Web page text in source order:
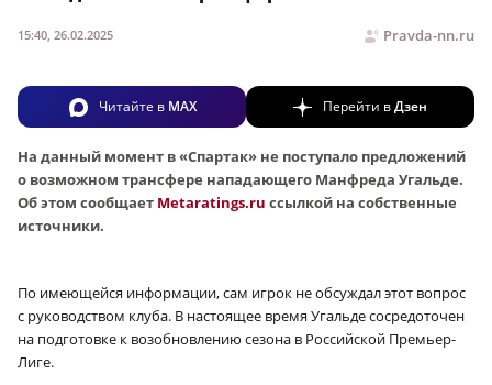
Pravda-nn.ru
15:40, 26.02.2025
Читайте в MAX Перейти вДзен
На данный момент в «Спартак» не поступало предложений
о возможном трансфере нападающего Манфреда Угальде.
Об этом сообщает Metaratings.ru ссылкой на собственные
источники.
По имеющейся информации, сам игрок не обсуждал этот вопрос
с руководством клуба. В настоящее время Угальде сосредоточен
на подготовке к возобновлению сезона в Российской Премьер-
Лиге.